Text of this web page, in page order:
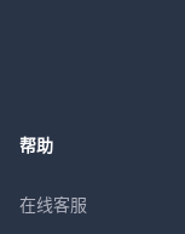
帮助
在线客服